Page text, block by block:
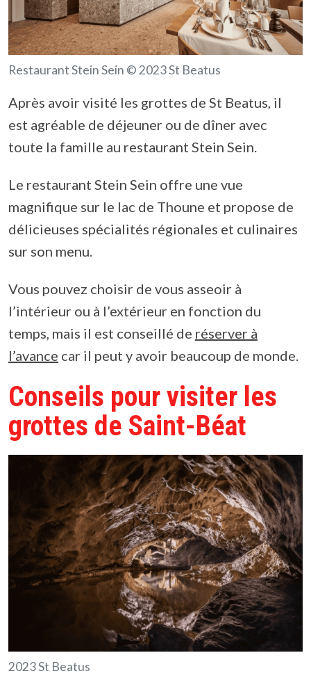
Restaurant Stein Sein © 2023 St Beatus
Après avoir visité les grottes de St Beatus, il
est agréable de déjeuner ou de dîner avec
toute la famille au restaurant Stein Sein.
Le restaurant Stein Sein offre une vue
magnifique sur le lac de Thoune et propose de
délicieuses spécialités régionales et culinaires
sur son menu.
Vous pouvez choisir de vous asseoir à
l’intérieur ou à l’extérieur en fonction du
temps, mais il est conseillé de réserver à
l’avance car il peut y avoir beaucoup de monde.
Conseils pour visiter les
grottes de Saint-Béat
2023 St Beatus